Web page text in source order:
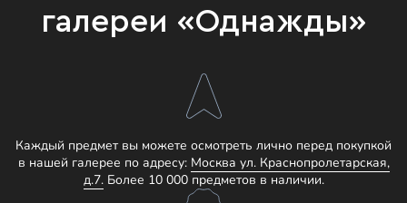
галереи «Однажды»
Каждый предмет вы можете осмотреть лично перед покупкой
в нашей галерее по адресу: Москва ул. Краснопролетарская,
д.7.Более 10 000 предметов в наличии.